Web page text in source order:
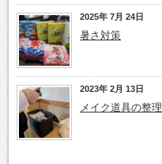
2025年 7月 24日
暑さ対策
2023年 2月 13日
メイク道具の整理